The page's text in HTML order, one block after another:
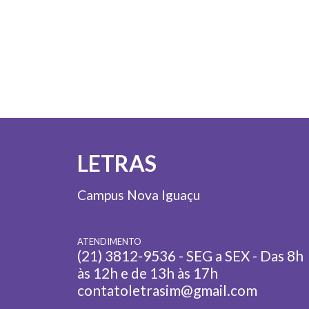
LETRAS
Campus Nova Iguaçu
ATENDIMENTO
(21) 3812-9536 - SEG a SEX - Das 8h
às 12h e de 13h às 17h
contatoletrasim@gmail.com